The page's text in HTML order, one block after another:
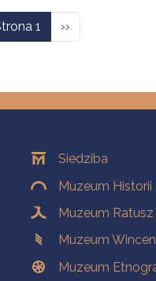
1 Następna strona
››
OddziałySiedziba
Muzeum Historii
Muzeum
Muzeum
Muzeum